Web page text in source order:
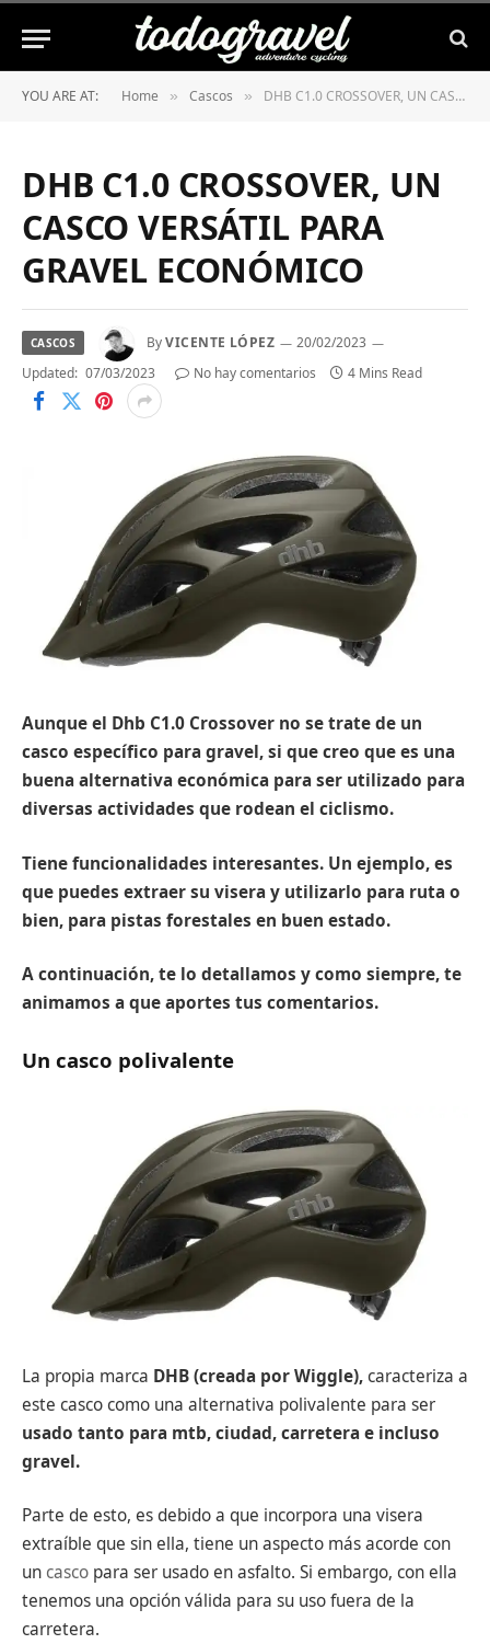
YOU ARE AT: Home » Cascos » DHB C1.0 CROSSOVER, UN CASCO VERSÁTIL PARA GRAVEL ECONÓMICO
DHB C1.0 CROSSOVER, UN
CASCO VERSÁTIL PARA
GRAVEL ECONÓMICO
CASCOS ByVICENTE LÓPEZ
20/02/2023
Updated: 07/03/2023 No hay comentarios 4 Mins Read
Aunque el Dhb C1.0 Crossover no se trate de un
casco específico para gravel, si que creo que es una
buena alternativa económica para ser utilizado para
diversas actividades que rodean el ciclismo.
Tiene funcionalidades interesantes. Un ejemplo, es
que puedes extraer su visera y utilizarlo para ruta o
bien, para pistas forestales en buen estado.
A continuación, te lo detallamos y como siempre, te
animamos a que aportes tus comentarios.
Un casco polivalente
La propia marca DHB (creada por Wiggle),caracteriza a
este casco como una alternativa polivalente para ser
usado tanto para mtb, ciudad, carretera e incluso
gravel.
Parte de esto, es debido a que incorpora una visera
extraíble que sin ella, tiene un aspecto más acorde con
un casco para ser usado en asfalto. Si embargo, con ella
tenemos una opción válida para su uso fuera de la
carretera.